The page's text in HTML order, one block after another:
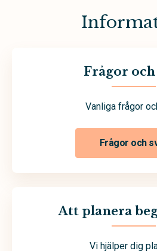
Frågor och
Vanliga frågor
Frågor och
Att planera
Vi hjälper dig